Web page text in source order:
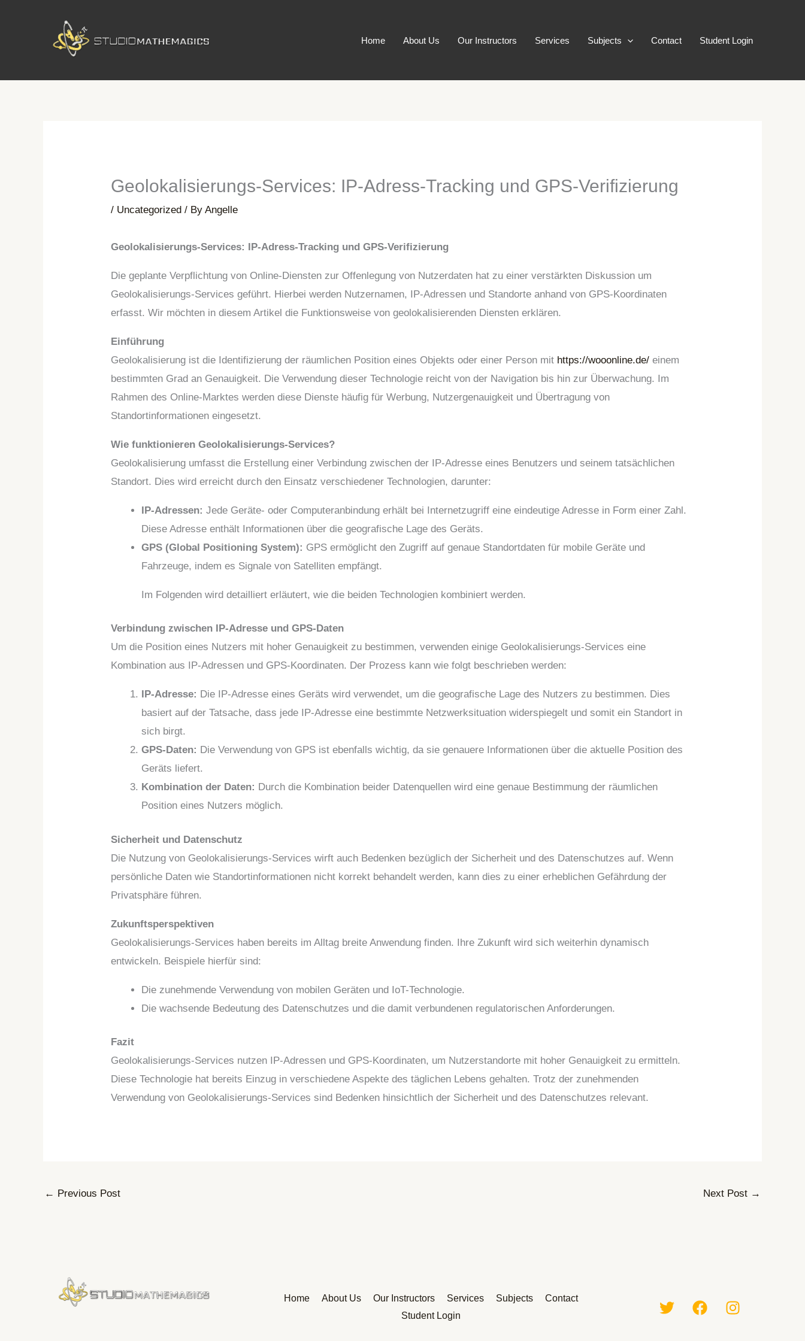
Home About Us Our Instructors Services Subjects Contact Student Login
Geolokalisierungs-Services: IP-Adress-Tracking und GPS-Verifizierung
/ Uncategorized / ByAngelle
Geolokalisierungs-Services: IP-Adress-Tracking und GPS-Verifizierung
Die geplante Verpflichtung von Online-Diensten zur Offenlegung von Nutzerdaten hat zu einer verstärkten Diskussion um
Geolokalisierungs-Services geführt. Hierbei werden Nutzernamen, IP-Adressen und Standorte anhand von GPS-Koordinaten
erfasst. Wir möchten in diesem Artikel die Funktionsweise von geolokalisierenden Diensten erklären.
Einführung
Geolokalisierung ist die Identifizierung der räumlichen Position eines Objekts oder einer Person mit https://wooonline.de/ einem
bestimmten Grad an Genauigkeit. Die Verwendung dieser Technologie reicht von der Navigation bis hin zur Überwachung. Im
Rahmen des Online-Marktes werden diese Dienste häufig für Werbung, Nutzergenauigkeit und Übertragung von
Standortinformationen eingesetzt.
Wie funktionieren Geolokalisierungs-Services?
Geolokalisierung umfasst die Erstellung einer Verbindung zwischen der IP-Adresse eines Benutzers und seinem tatsächlichen
Standort. Dies wird erreicht durch den Einsatz verschiedener Technologien, darunter:
IP-Adressen:Jede Geräte- oder Computeranbindung erhält bei Internetzugriff eine eindeutige Adresse in Form einer Zahl.
Diese Adresse enthält Informationen über die geografische Lage des Geräts.
GPS (Global Positioning System): GPS ermöglicht den Zugriff auf genaue Standortdaten für mobile Geräte und
Fahrzeuge, indem es Signale von Satelliten empfängt.
Im Folgenden wird detailliert erläutert, wie die beiden Technologien kombiniert werden.
Verbindung zwischen IP-Adresse und GPS-Daten
Um die Position eines Nutzers mit hoher Genauigkeit zu bestimmen, verwenden einige Geolokalisierungs-Services eine
Kombination aus IP-Adressen und GPS-Koordinaten. Der Prozess kann wie folgt beschrieben werden:
IP-Adresse: Die IP-Adresse eines Geräts wird verwendet, um die geografische Lage des Nutzers zu bestimmen. Dies
basiert auf der Tatsache, dass jede IP-Adresse eine bestimmte Netzwerksituation widerspiegelt und somit ein Standort in
sich birgt.
GPS-Daten: Die Verwendung von GPS ist ebenfalls wichtig, da sie genauere Informationen über die aktuelle Position des
Geräts liefert.
Kombination der Daten: Durch die Kombination beider Datenquellen wird eine genaue Bestimmung der räumlichen
Position eines Nutzers möglich.
Sicherheit und Datenschutz
Die Nutzung von Geolokalisierungs-Services wirft auch Bedenken bezüglich der Sicherheit und des Datenschutzes auf. Wenn
persönliche Daten wie Standortinformationen nicht korrekt behandelt werden, kann dies zu einer erheblichen Gefährdung der
Privatsphäre führen.
Zukunftsperspektiven
Geolokalisierungs-Services haben bereits im Alltag breite Anwendung finden. Ihre Zukunft wird sich weiterhin dynamisch
entwickeln. Beispiele hierfür sind:
Die zunehmende Verwendung von mobilen Geräten und IoT-Technologie.
Die wachsende Bedeutung des Datenschutzes und die damit verbundenen regulatorischen Anforderungen.
Fazit
Geolokalisierungs-Services nutzen IP-Adressen und GPS-Koordinaten, um Nutzerstandorte mit hoher Genauigkeit zu ermitteln.
Diese Technologie hat bereits Einzug in verschiedene Aspekte des täglichen Lebens gehalten. Trotz der zunehmenden
Verwendung von Geolokalisierungs-Services sind Bedenken hinsichtlich der Sicherheit und des Datenschutzes relevant.
← Previous Post Next Post →
Home About Us Our Instructors Services Subjects
Contact
Student Login